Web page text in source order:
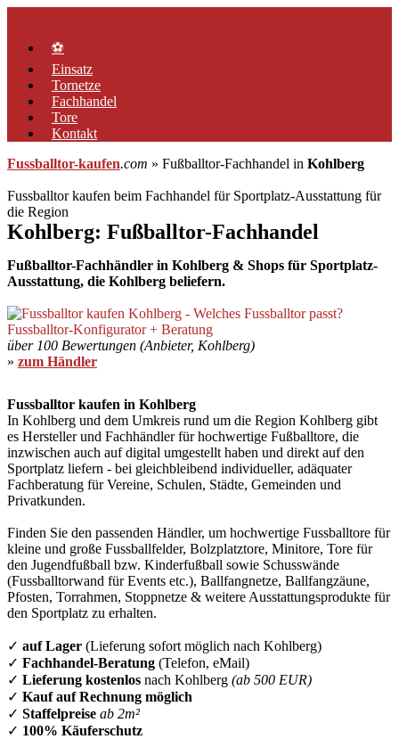
springen⚽
Einsatz
Tornetze
Fachhandel
Tore
Kontakt
Fussballtor-kaufen.com » Fußballtor-Fachhandel in Kohlberg
Fussballtor kaufen beim Fachhandel für Sportplatz-Ausstattung für
die Region
Kohlberg: Fußballtor-Fachhandel
Fußballtor-Fachhändler in Kohlberg & Shops für Sportplatz-
Ausstattung, die Kohlberg beliefern.
über 100 Bewertungen (Anbieter, Kohlberg)
» zum Händler
Fussballtor kaufen in Kohlberg
In Kohlberg und dem Umkreis rund um die Region Kohlberg gibt
es Hersteller und Fachhändler für hochwertige Fußballtore, die
inzwischen auch auf digital umgestellt haben und direkt auf den
Sportplatz liefern - bei gleichbleibend individueller, adäquater
Fachberatung für Vereine, Schulen, Städte, Gemeinden und
Privatkunden.
Finden Sie den passenden Händler, um hochwertige Fussballtore für
kleine und große Fussballfelder, Bolzplatztore, Minitore, Tore für
den Jugendfußball bzw. Kinderfußball sowie Schusswände
(Fussballtorwand für Events etc.), Ballfangnetze, Ballfangzäune,
Pfosten, Torrahmen, Stoppnetze & weitere Ausstattungsprodukte für
den Sportplatz zu erhalten.
✓ auf Lager (Lieferung sofort möglich nach Kohlberg)
✓ Fachhandel-Beratung (Telefon, eMail)
✓ Lieferung kostenlos nach Kohlberg (ab 500 EUR)
✓ Kauf auf Rechnung möglich
✓ Staffelpreise ab 2m²
✓ 100% Käuferschutz